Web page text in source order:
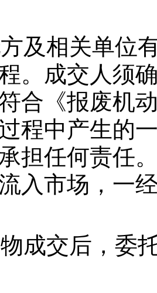
及相关单位
。成交人须
合《报废机
程中产生的
担任何责任
入市场，一
成交后，委